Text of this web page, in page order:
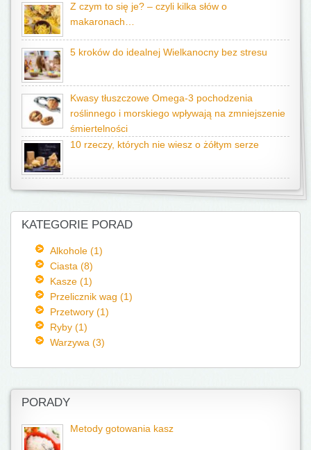
Z czym to się je? – czyli kilka słów o
makaronach…
5 kroków do idealnej Wielkanocny bez stresu
Kwasy tłuszczowe Omega-3 pochodzenia
roślinnego i morskiego wpływają na zmniejszenie
śmiertelności
10 rzeczy, których nie wiesz o żółtym serze
KATEGORIE PORAD
Alkohole (1)
Ciasta (8)
Kasze (1)
Przelicznik wag (1)
Przetwory (1)
Ryby (1)
Warzywa (3)
PORADY
Metody gotowania kasz